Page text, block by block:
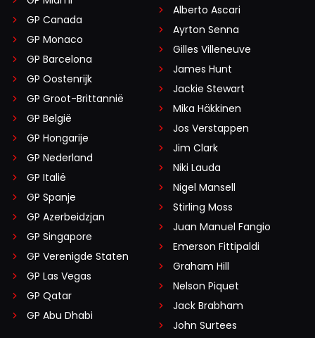
GP Canada
GP Monaco
GP Barcelona
GP Oostenrijk
GP Groot-Brittannië
GP België
GP Hongarije
GP Nederland
GP Italië
GP Spanje
GP Azerbeidzjan
GP Singapore
GP Verenigde Staten
GP Las Vegas
GP Qatar
GP Abu Dhabi
Alberto Ascari
Ayrton Senna
Gilles Villeneuve
James Hunt
Jackie Stewart
Mika Häkkinen
Jos Verstappen
Jim Clark
Niki Lauda
Nigel Mansell
Stirling Moss
Juan Manuel Fangio
Emerson Fittipaldi
Graham Hill
Nelson Piquet
Jack Brabham
John Surtees